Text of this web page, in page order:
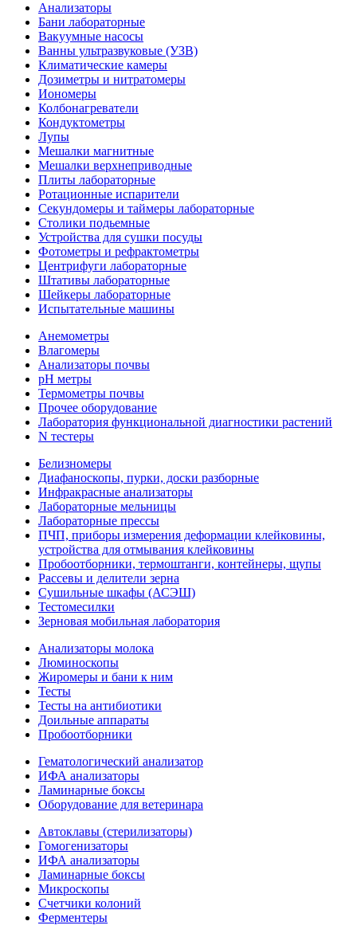
Анализаторы
Бани лабораторные
Вакуумные насосы
Ванны ультразвуковые (УЗВ)
Климатические камеры
Дозиметры и нитратомеры
Иономеры
Колбонагреватели
Кондуктометры
Лупы
Мешалки магнитные
Мешалки верхнеприводные
Плиты лабораторные
Ротационные испарители
Секундомеры и таймеры лабораторные
Столики подьемные
Устройства для сушки посуды
Фотометры и рефрактометры
Центрифуги лабораторные
Штативы лабораторные
Шейкеры лабораторные
Испытательные машины
Анемометры
Влагомеры
Анализаторы почвы
pH метры
Термометры почвы
Прочее оборудование
Лаборатория функциональной диагностики растений
N тестеры
Белизномеры
Диафаноскопы, пурки, доски разборные
Инфракрасные анализаторы
Лабораторные мельницы
Лабораторные прессы
ПЧП, приборы измерения деформации клейковины,
устройства для отмывания клейковины
Пробоотборники, термоштанги, контейнеры, щупы
Рассевы и делители зерна
Сушильные шкафы (АСЭШ)
Тестомесилки
Зерновая мобильная лаборатория
Анализаторы молока
Люминоскопы
Жиромеры и бани к ним
Тесты
Тесты на антибиотики
Доильные аппараты
Пробоотборники
Гематологический анализатор
ИФА анализаторы
Ламинарные боксы
Оборудование для ветеринара
Автоклавы (стерилизаторы)
Гомогенизаторы
ИФА анализаторы
Ламинарные боксы
Микроскопы
Счетчики колоний
Ферментеры